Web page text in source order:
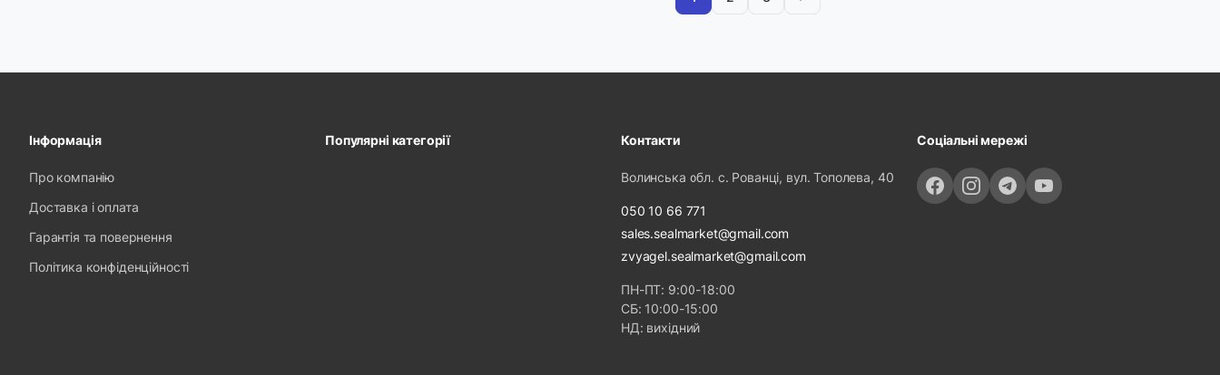
Інформація
Про компанію
Доставка і оплата
Гарантія та повернення
Політика конфіденційності
Популярні категорії Контакти
Волинська обл. с. Рованці, вул. Тополева, 40
050 10 66 771
sales.sealmarket@gmail.com
zvyagel.sealmarket@gmail.com
ПН-ПТ: 9:00-18:00
СБ: 10:00-15:00
НД: вихідний
Соціальні мережі